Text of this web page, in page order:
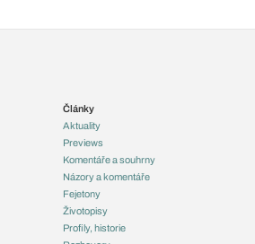
Články
Aktuality
Previews
Komentáře a souhrny
Názory a komentáře
Fejetony
Životopisy
Profily, historie